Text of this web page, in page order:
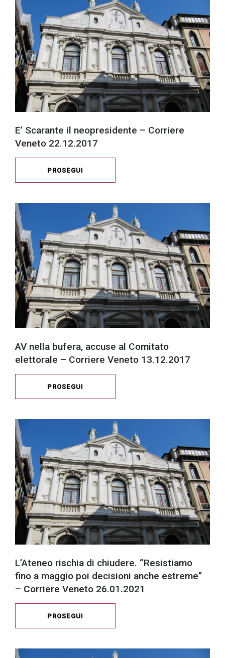
E’ Scarante il neopresidente – Corriere
Veneto 22.12.2017
PROSEGUI
AV nella bufera, accuse al Comitato
elettorale – Corriere Veneto 13.12.2017
PROSEGUI
L’Ateneo rischia di chiudere. “Resistiamo
fino a maggio poi decisioni anche estreme”
– Corriere Veneto 26.01.2021
PROSEGUI